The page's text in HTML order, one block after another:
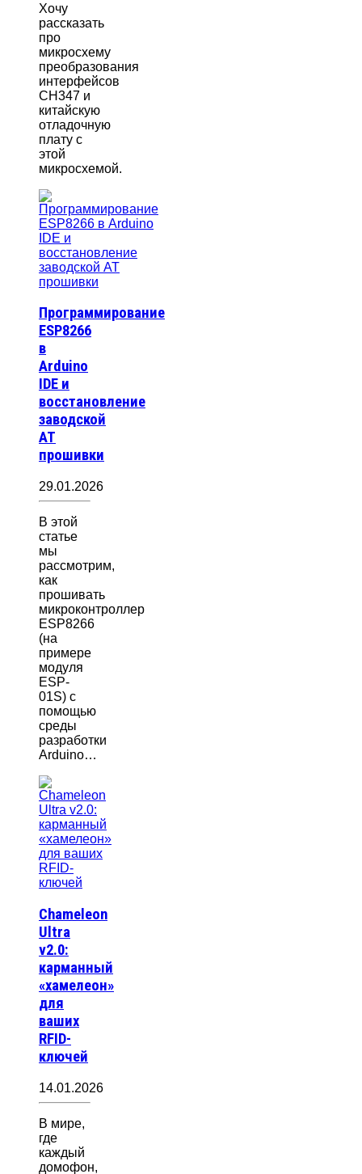
Хочу
рассказать
про
микросхему
преобразования
интерфейсов
CH347 и
китайскую
отладочную
плату с
этой
микросхемой.
Программирование
ESP8266
в
Arduino
IDE и
восстановление
заводской
AT
прошивки
29.01.2026
В этой
статье
мы
рассмотрим,
как
прошивать
микроконтроллер
ESP8266
(на
примере
модуля
ESP-
01S) с
помощью
среды
разработки
Arduino…
Chameleon
Ultra
v2.0:
карманный
«хамелеон»
для
ваших
RFID-
ключей
14.01.2026
В мире,
где
каждый
домофон,